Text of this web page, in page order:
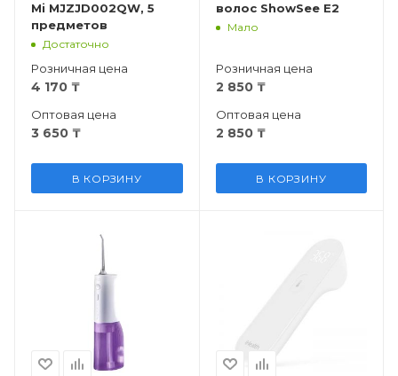
Mi MJZJD002QW, 5
предметов
Достаточно
Розничная цена
4 170 ₸
Оптовая цена
3 650 ₸
В КОРЗИНУ
волос ShowSee E2
Мало
Розничная цена
2 850₸
Оптовая цена
2 850₸
В КОРЗИНУ